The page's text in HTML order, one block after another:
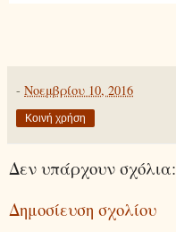
- Νοεμβρίου 10, 2016
Κοινή χρήση
Δεν υπάρχουν σχόλια:
Δημοσίευση σχολίου